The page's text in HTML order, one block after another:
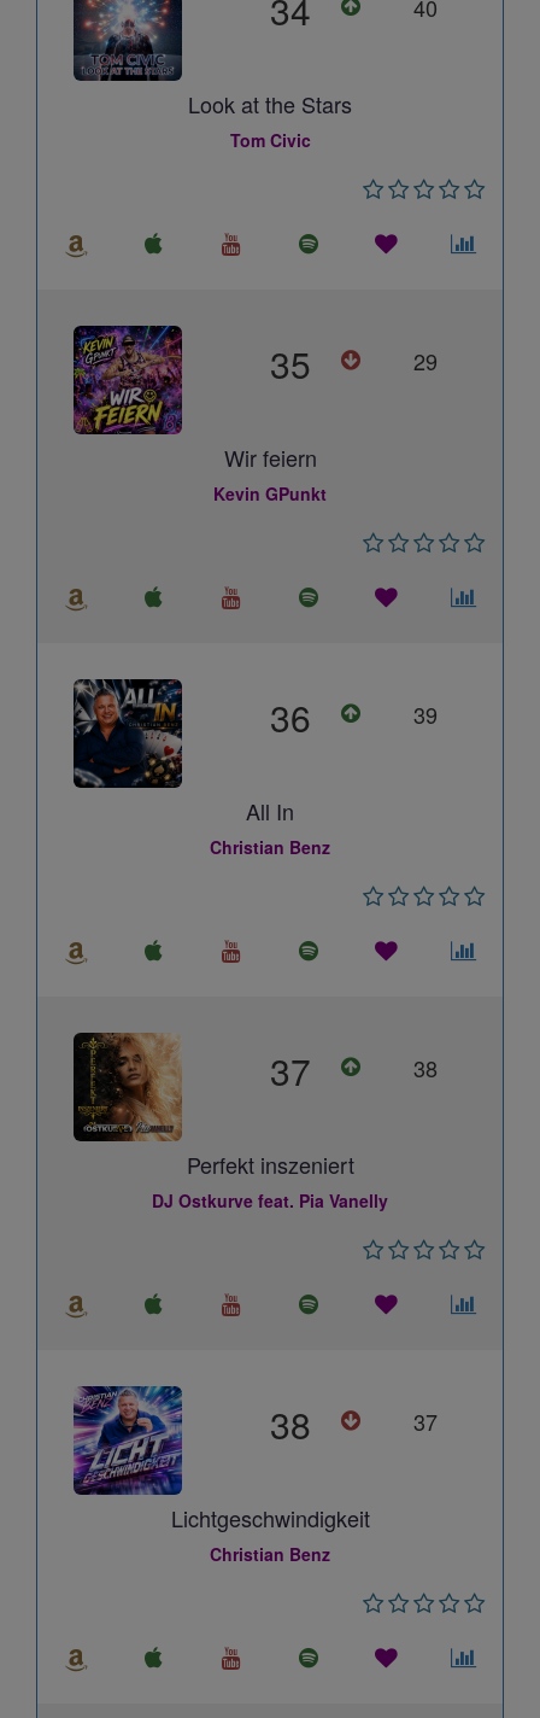
40
Look at the Stars
Tom Civic
35 29
Wir feiern
Kevin GPunkt
36 39
All In
Christian Benz
37 38
Perfekt inszeniert
DJ Ostkurve feat. Pia Vanelly
38 37
Lichtgeschwindigkeit
Christian Benz